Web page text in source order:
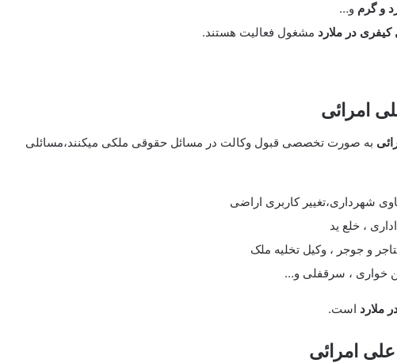
و گرم و…
کیفری در ملارد مشغول فعالیت هستند.
امرائی
به صورت تخصصی قبول وکالت در مسائل حقوقی ملکی میکنند،مسائلی
، خلع ید
و جوجر ، وکیل تخلیه ملک
خواری ، سرقفلی و…
ملارد است.
علی امرائی